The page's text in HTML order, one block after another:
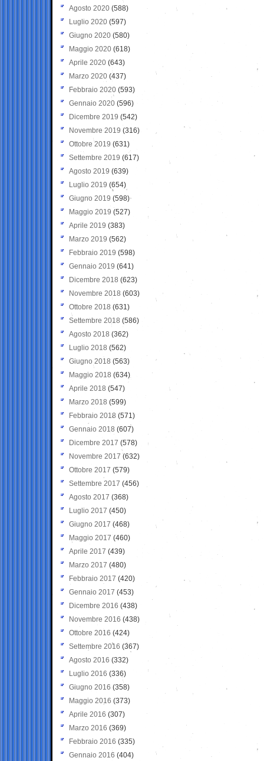
Agosto 2020 (588)
Luglio 2020 (597)
Giugno 2020 (580)
Maggio 2020 (618)
Aprile 2020 (643)
Marzo 2020 (437)
Febbraio 2020 (593)
Gennaio 2020 (596)
Dicembre 2019 (542)
Novembre 2019 (316)
Ottobre 2019 (631)
Settembre 2019 (617)
Agosto 2019 (639)
Luglio 2019 (654)
Giugno 2019 (598)
Maggio 2019 (527)
Aprile 2019 (383)
Marzo 2019 (562)
Febbraio 2019 (598)
Gennaio 2019 (641)
Dicembre 2018 (623)
Novembre 2018 (603)
Ottobre 2018 (631)
Settembre 2018 (586)
Agosto 2018 (362)
Luglio 2018 (562)
Giugno 2018 (563)
Maggio 2018 (634)
Aprile 2018 (547)
Marzo 2018 (599)
Febbraio 2018 (571)
Gennaio 2018 (607)
Dicembre 2017 (578)
Novembre 2017 (632)
Ottobre 2017 (579)
Settembre 2017 (456)
Agosto 2017 (368)
Luglio 2017 (450)
Giugno 2017 (468)
Maggio 2017 (460)
Aprile 2017 (439)
Marzo 2017 (480)
Febbraio 2017 (420)
Gennaio 2017 (453)
Dicembre 2016 (438)
Novembre 2016 (438)
Ottobre 2016 (424)
Settembre 2016 (367)
Agosto 2016 (332)
Luglio 2016 (336)
Giugno 2016 (358)
Maggio 2016 (373)
Aprile 2016 (307)
Marzo 2016 (369)
Febbraio 2016 (335)
Gennaio 2016 (404)